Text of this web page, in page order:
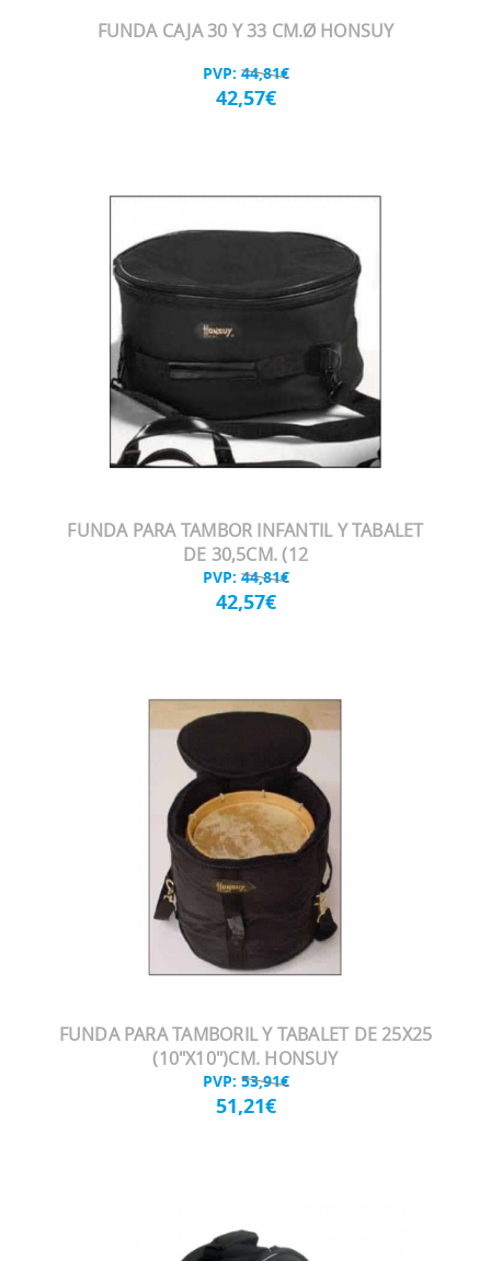
FUNDA CAJA 30 Y 33 CM.Ø HONSUY
PVP: 44,81€
42,57€
FUNDA PARA TAMBOR INFANTIL Y TABALET
DE 30,5CM. (12
PVP: 44,81€
42,57€
FUNDA PARA TAMBORIL Y TABALET DE 25X25
(10"X10")CM. HONSUY
PVP: 53,91€
51,21€